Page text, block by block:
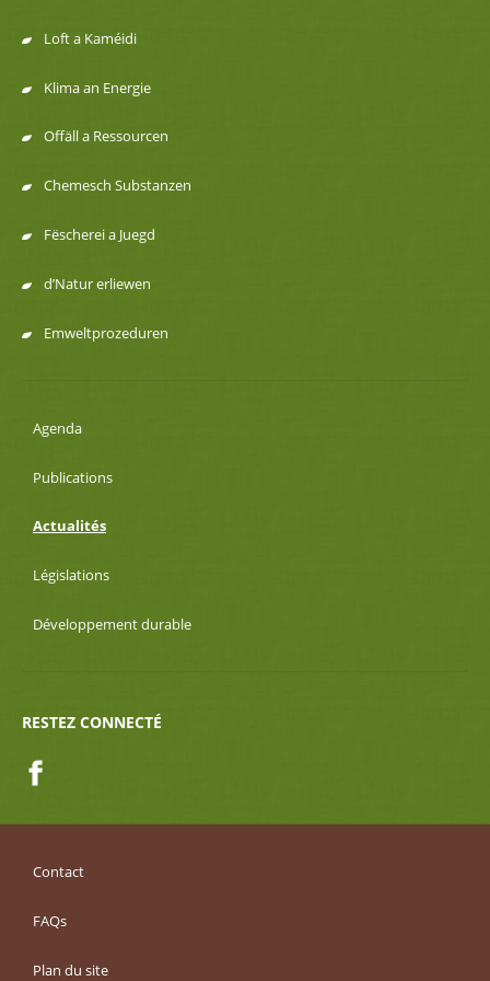
de
navigation
Loft a Kaméidi
Klima an Energie
Offäll a Ressourcen
Chemesch Substanzen
Fëscherei a Juegd
d’Natur erliewen
Emweltprozeduren
Agenda
Publications
Actualités
Législations
Développement durable
RESTEZ CONNECTÉ
Contact
FAQs
Plan du site